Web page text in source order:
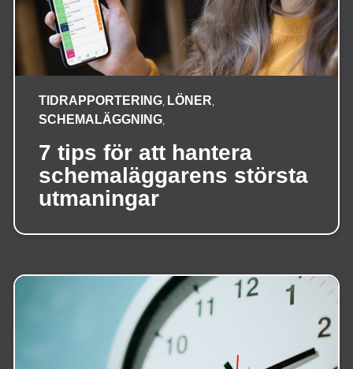
TIDRAPPORTERING, LÖNER,
SCHEMALÄGGNING,
7 tips för att hantera
schemaläggarens största
utmaningar